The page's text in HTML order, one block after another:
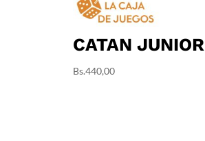
CATAN JUNIOR
Bs.440,00